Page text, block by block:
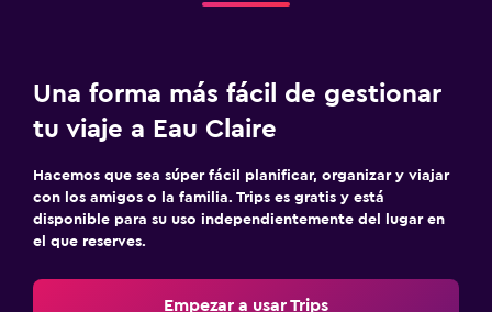
Una forma más fácil de gestionar
tu viaje a Eau Claire
Hacemos que sea súper fácil planificar, organizar y viajar
con los amigos o la familia. Trips es gratis y está
disponible para su uso independientemente del lugar en
el que reserves.
Empezar a usar Trips